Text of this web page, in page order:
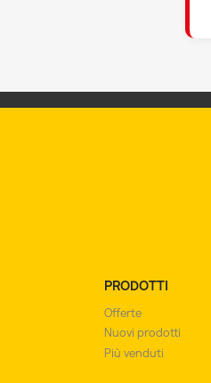
PRODOTTI
Offerte
Nuovi prodotti
Più venduti